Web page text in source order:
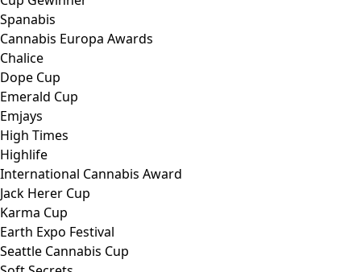
Spanabis
Cannabis Europa Awards
Chalice
Dope Cup
Emerald Cup
Emjays
High Times
Highlife
International Cannabis Award
Jack Herer Cup
Karma Cup
Earth Expo Festival
Seattle Cannabis Cup